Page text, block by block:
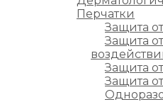
Перчатки
Защита
Защита
Защита
Защита